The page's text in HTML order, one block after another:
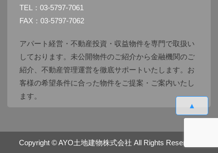
▲
TEL：03-5797-7061
FAX：03-5797-7062
アパート経営・不動産投資・収益物件を専門で取扱い
しております。未公開物件のご紹介から金融機関のご
紹介、不動産管理運営を徹底サポートいたします。お
客様の希望条件に合った物件をご提案・ご案内いたし
ます。
Copyright ©AYO土地建物株式会社 All Rights Reserved.